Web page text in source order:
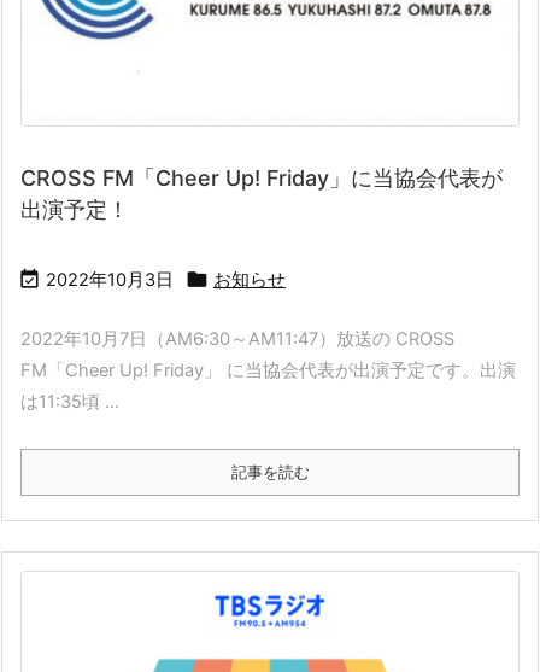
CROSS FM「Cheer Up! Friday」に当協会代表が
出演予定！
 2022年10月3日  お知らせ
2022年10月7日（AM6:30～AM11:47）放送の CROSS
FM「Cheer Up! Friday」 に当協会代表が出演予定です。出演
は11:35頃 ...
記事を読む